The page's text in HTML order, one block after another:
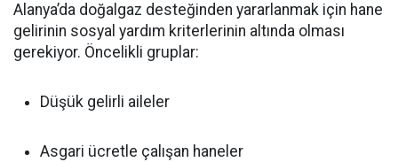
Alanya’da doğalgaz desteğinden yararlanmak için hane
gelirinin sosyal yardım kriterlerinin altında olması
gerekiyor. Öncelikli gruplar:
Düşük gelirli aileler
Asgari ücretle çalışan haneler